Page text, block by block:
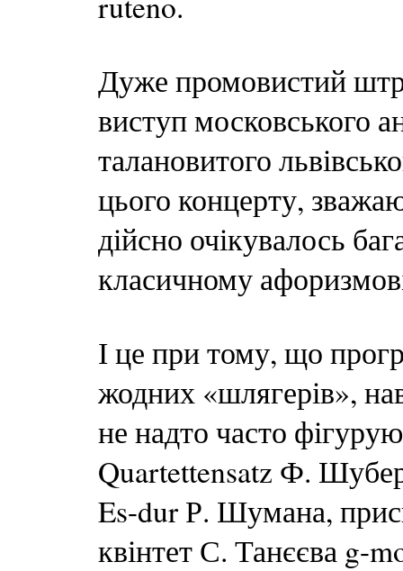
Дуже промовистий
виступ московського
талановитого
цього концерту,
дійсно очікувалось
класичному
І це при тому, що
жодних «шлягерів»,
не надто часто
Quartettensatz Ф.
Es-dur Р. Шумана,
квінтет С. Танєєва g-